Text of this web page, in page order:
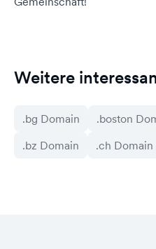
Weitere
.bg Domain .boston
.bz Domain
.ch Domain